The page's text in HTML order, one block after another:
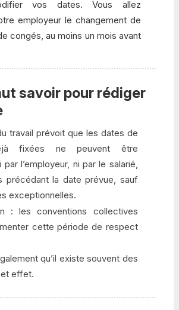
vos dates. Vous allez
employeur le changement de
congés, au moins un mois avant
savoir pour rédiger
travail prévoit que les dates de
fixées ne peuvent être
l’employeur, ni par le salarié,
précédant la date prévue, sauf
exceptionnelles.
: les conventions collectives
cette période de respect
qu’il existe souvent des
effet.